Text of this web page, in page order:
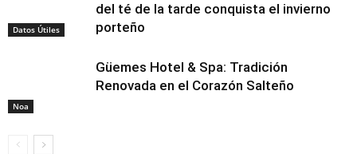
Datos Útiles
del té de la tarde conquista el invierno
porteño
Noa
Güemes Hotel & Spa: Tradición
Renovada en el Corazón Salteño